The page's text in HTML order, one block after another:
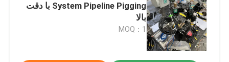
System Pipeline Pigging با دقت
بالا
MOQ：1